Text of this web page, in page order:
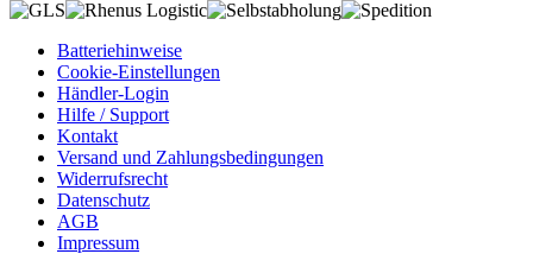
Batteriehinweise
Cookie-Einstellungen
Händler-Login
Hilfe / Support
Kontakt
Versand und Zahlungsbedingungen
Widerrufsrecht
Datenschutz
AGB
Impressum